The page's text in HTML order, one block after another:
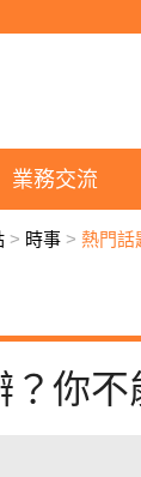
業務交流
> 時事 > 熱門話
你不